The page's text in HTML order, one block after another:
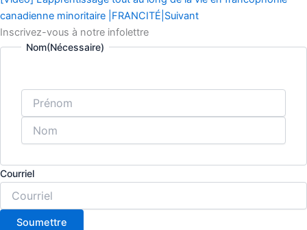
canadienne minoritaire |FRANCITÉ| Suivant
Inscrivez-vous à notre infolettre
Nom(Nécessaire)
Courriel